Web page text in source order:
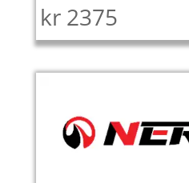
kr 2375